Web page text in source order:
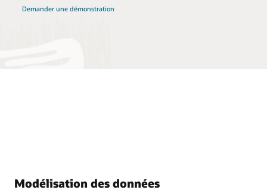
Demander une démonstration
Modélisation des données